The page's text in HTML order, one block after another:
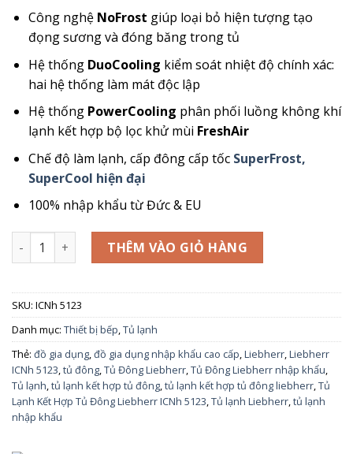
Công nghệ NoFrost giúp loại bỏ hiện tượng tạo
đọng sương và đóng băng trong tủ
Hệ thống DuoCooling kiểm soát nhiệt độ chính xác:
hai hệ thống làm mát độc lập
Hệ thống PowerCooling phân phối luồng không khí
lạnh kết hợp bộ lọc khử mùi FreshAir
Chế độ làm lạnh, cấp đông cấp tốc SuperFrost,
SuperCool hiện đại
100% nhập khẩu từ Đức & EU
Tủ Lạnh Kết Hợp Tủ Đông Liebherr ICNh 5123 EasyFresh,
THÊM VÀO GIỎ HÀNG
SKU: ICNh 5123
Danh mục: Thiết bị bếp,Tủ lạnh
Thẻ: đồ gia dụng,đồ gia dụng nhập khẩu cao cấp,Liebherr,Liebherr
ICNh 5123,tủ đông,Tủ Đông Liebherr,Tủ Đông Liebherr nhập khẩu,
Tủ lạnh,tủ lạnh kết hợp tủ đông,tủ lạnh kết hợp tủ đông liebherr,Tủ
Lạnh Kết Hợp Tủ Đông Liebherr ICNh 5123,Tủ lạnh Liebherr,tủ lạnh
nhập khẩu